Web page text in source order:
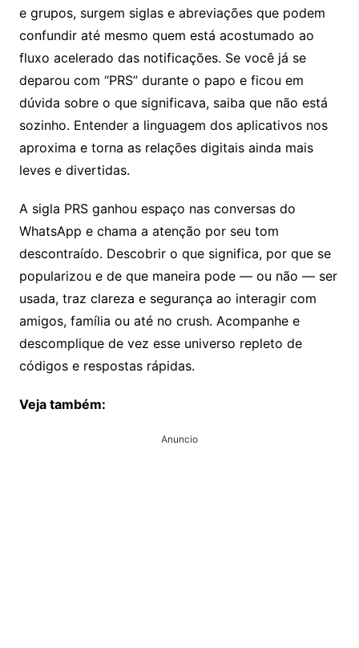
e grupos, surgem siglas e abreviações que podem
confundir até mesmo quem está acostumado ao
fluxo acelerado das notificações. Se você já se
deparou com “PRS” durante o papo e ficou em
dúvida sobre o que significava, saiba que não está
sozinho. Entender a linguagem dos aplicativos nos
aproxima e torna as relações digitais ainda mais
leves e divertidas.
A sigla PRS ganhou espaço nas conversas do
WhatsApp e chama a atenção por seu tom
descontraído. Descobrir o que significa, por que se
popularizou e de que maneira pode — ou não — ser
usada, traz clareza e segurança ao interagir com
amigos, família ou até no crush. Acompanhe e
descomplique de vez esse universo repleto de
códigos e respostas rápidas.
Veja também:
Anuncio